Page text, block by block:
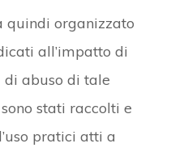
quindi organizzato
all’impatto di
di abuso di tale
stati raccolti e
pratici atti a